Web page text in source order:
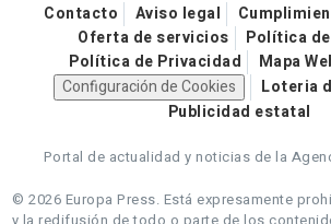
Contacto Aviso legal
Oferta de servicios
Política
Política de Privacidad
Mapa
Configuración de Cookies
Loteria
Publicidad estatal
Portal de actualidad y noticias de la
© 2026 Europa Press. Está expresamente
y la redifusión de todo o parte de los